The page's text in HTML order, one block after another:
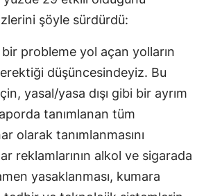
şöyle sürdürdü:
probleme yol açan yolların
düşüncesindeyiz. Bu
yasal/yasa dışı gibi bir ayrım
tanımlanan tüm
olarak tanımlanmasını
reklamlarının alkol ve sigarada
yasaklanması, kumara